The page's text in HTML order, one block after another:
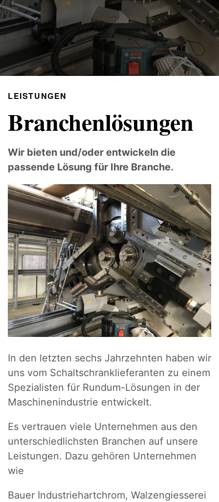
LEISTUNGEN
Branchenlösungen
Wir bieten und/oder entwickeln die
passende Lösung für Ihre Branche.
In den letzten sechs Jahrzehnten haben wir
uns vom Schaltschranklieferanten zu einem
Spezialisten für Rundum-Lösungen in der
Maschinenindustrie entwickelt.
Es vertrauen viele Unternehmen aus den
unterschiedlichsten Branchen auf unsere
Leistungen. Dazu gehören Unternehmen
wie
Bauer Industriehartchrom, Walzengiesserei